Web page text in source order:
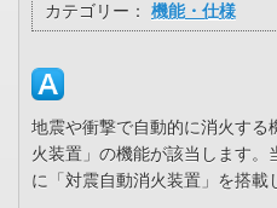
カテゴリー： 機能・仕様
地震や衝撃で自動的に消火する
火装置」の機能が該当します。
に「対震自動消火装置」を搭載